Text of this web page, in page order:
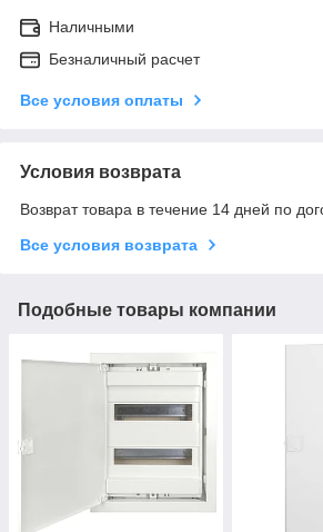
Наличными
Безналичный расчет
Все условия оплаты
Условия возврата
Возврат товара в течение 14 дней по
Все условия возврата
Подобные товары компании